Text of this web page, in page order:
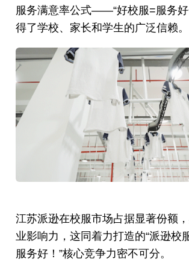
服务满意率公式——“好校服=服务好
得了学校、家长和学生的广泛信赖。
江苏派逊在校服市场占据显著份额
业影响力，这同着力打造的“派逊校
服务好！”核心竞争力密不可分。